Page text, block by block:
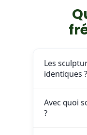
Les
identiques ?
Avec quoi
?